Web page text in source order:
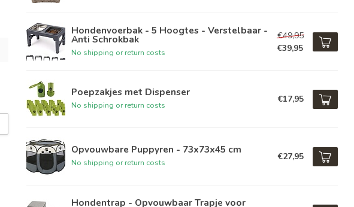
Hondenvoerbak - 5 Hoogtes - Verstelbaar -
Anti Schrokbak
No shipping or return costs
€49,95
€39,95
Poepzakjes met Dispenser
No shipping or return costs
€17,95
Opvouwbare Puppyren - 73x73x45 cm
No shipping or return costs
€27,95
Hondentrap - Opvouwbaar Trapje voor